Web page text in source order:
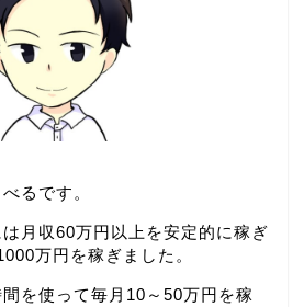
るです。
月収60万円以上を安定的に稼ぎ
万円を稼ぎました。
を使って毎月10～50万円を稼